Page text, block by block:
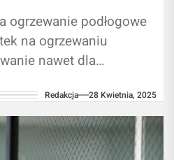
ogrzewanie podłogowe
na ogrzewaniu
nawet dla
kluczowe...
Redakcja 28 Kwietnia, 2025